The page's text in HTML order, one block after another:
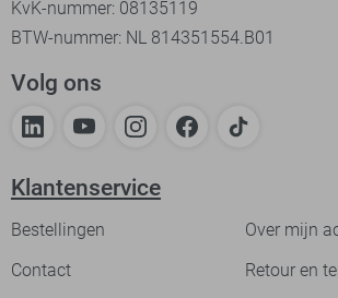
KvK-nummer: 08135119
BTW-nummer: NL 814351554.B01
Volg ons
Klantenservice
Bestellingen
Over mijn
Contact
Retour en